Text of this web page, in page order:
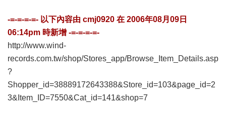
-=-=-=-=- 以下內容由 cmj0920 在 2006年08月09日
06:14pm 時新增 -=-=-=-=-
http://www.wind-
records.com.tw/shop/Stores_app/Browse_Item_Details.asp
?
Shopper_id=38889172643388&Store_id=103&page_id=2
3&Item_ID=7550&Cat_id=141&shop=7